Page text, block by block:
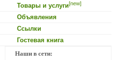
Товары и услуги[new]
Объявления
Ссылки
Гостевая книга
Наши в сети: